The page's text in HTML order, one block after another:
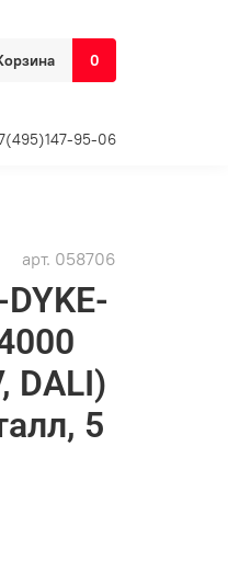
0
95-06
арт. 058706
DALI)
5